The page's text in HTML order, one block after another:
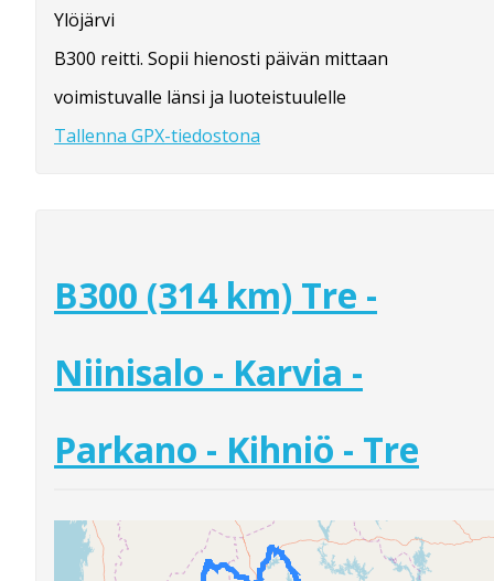
Ylöjärvi
B300 reitti. Sopii hienosti päivän mittaan
voimistuvalle länsi ja luoteistuulelle
Tallenna GPX-tiedostona
B300 (314 km) Tre -
Niinisalo - Karvia -
Parkano - Kihniö - Tre